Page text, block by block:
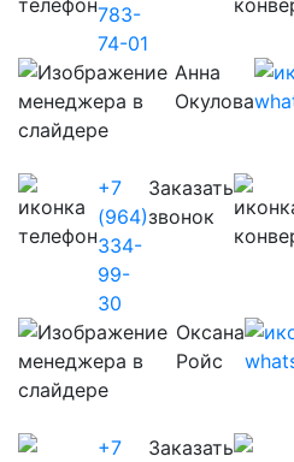
783-
74-01
Анна
Окулова
+7
(964)
334-
99-
30
Заказать
звонок
Оксана
Ройс
+7
Заказать